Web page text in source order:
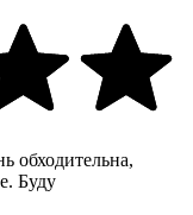
обходительна,
Буду